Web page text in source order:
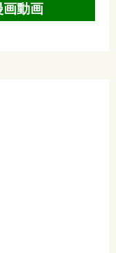
画動画